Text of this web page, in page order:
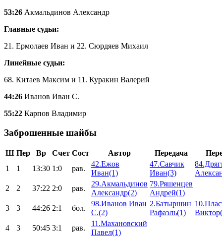
53:26 Акмальдинов Александр
Главные судьи:
21. Ермолаев Иван и 22. Сюрдяев Михаил
Линейные судьи:
68. Китаев Максим и 11. Куракин Валерий
44:26 Иванов Иван С.
55:22 Карпов Владимир
Заброшенные шайбы
Ш Пер Вр Счет Сост Автор Передача
1
1 13:30 1:0 рав.
42.Ежов
Иван(1)
47.Савчик
Иван(3)
2
2 37:22 2:0 рав.
29.Акмальдинов
Александр(2)
79.Ряшенцев
Андрей(1)
3
3 44:26 2:1 бол.
98.Иванов Иван
С.(2)
2.Батыршин
Рафаэль(1)
4
3 50:45 3:1 рав.
11.Махановский
Павел(1)